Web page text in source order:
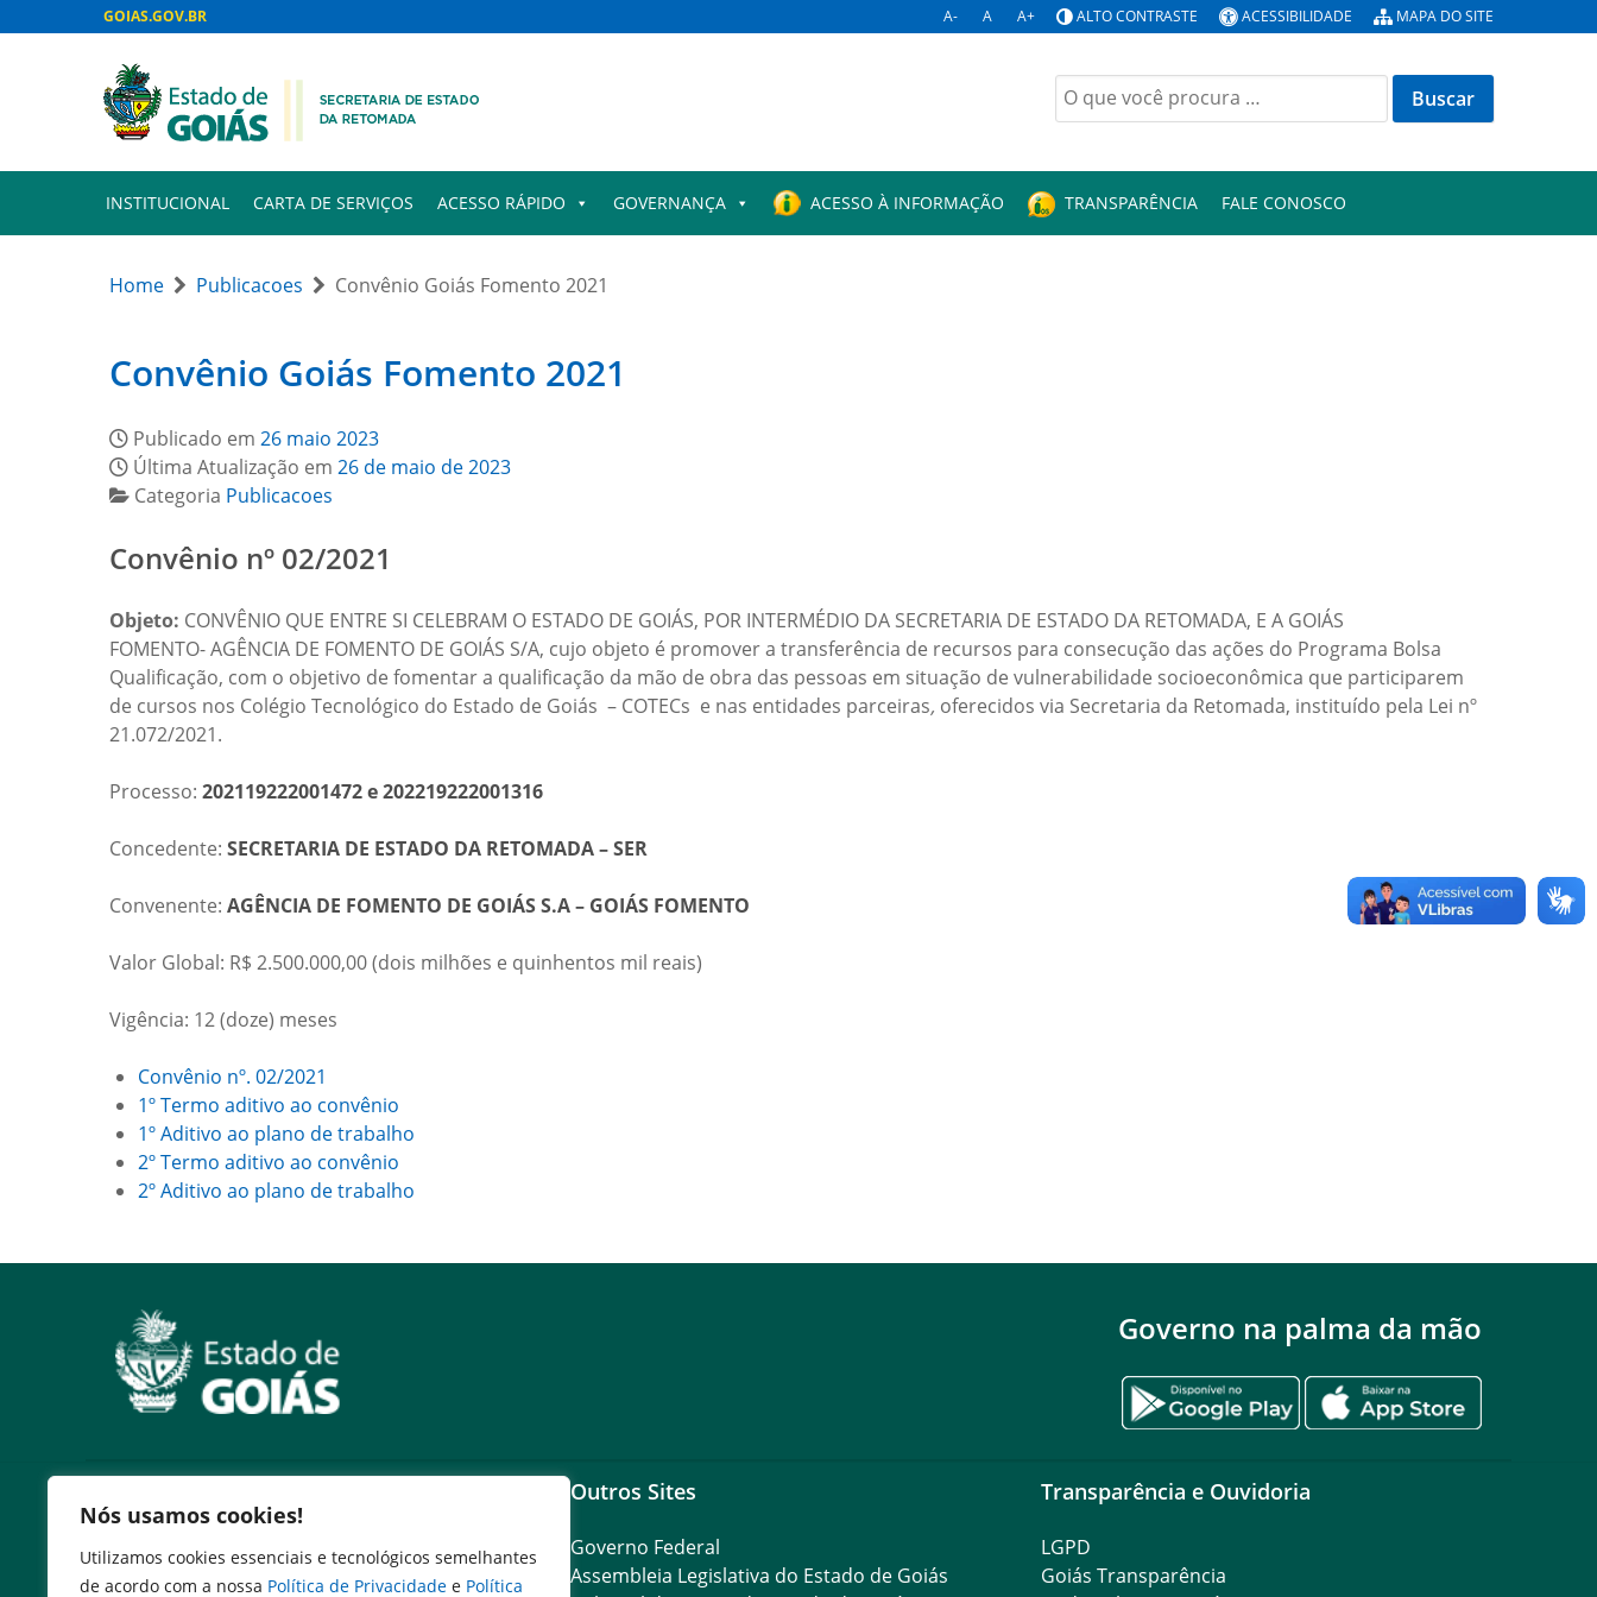
Nós usamos cookies!
Utilizamos cookies essenciais e tecnológicos semelhantes
de acordo com a nossa Política de Privacidade e Política
GOIAS.GOV.BR A- A A+ ALTO CONTRASTE ACESSIBILIDADE MAPA DO SITE
Buscar
por:
INSTITUCIONAL CARTA DE SERVIÇOS ACESSO RÁPIDO GOVERNANÇA ACESSO À INFORMAÇÃO TRANSPARÊNCIA FALE CONOSCO
Home Publicacoes Convênio Goiás Fomento 2021
Convênio Goiás Fomento 2021
Publicado em 26 maio 2023
Última Atualização em 26 de maio de 2023
Categoria Publicacoes
Convênio nº 02/2021
Objeto: CONVÊNIO QUE ENTRE SI CELEBRAM O ESTADO DE GOIÁS, POR INTERMÉDIO DA SECRETARIA DE ESTADO DA RETOMADA, E A GOIÁS
FOMENTO- AGÊNCIA DE FOMENTO DE GOIÁS S/A, cujo objeto é promover a transferência de recursos para consecução das ações do Programa Bolsa
Qualificação, com o objetivo de fomentar a qualificação da mão de obra das pessoas em situação de vulnerabilidade socioeconômica que participarem
de cursos nos Colégio Tecnológico do Estado de Goiás – COTECs e nas entidades parceiras, oferecidos via Secretaria da Retomada, instituído pela Lei nº
21.072/2021.
Processo: 202119222001472 e 202219222001316
Concedente: SECRETARIA DE ESTADO DA RETOMADA – SER
Convenente: AGÊNCIA DE FOMENTO DE GOIÁS S.A – GOIÁS FOMENTO
Valor Global: R$ 2.500.000,00 (dois milhões e quinhentos mil reais)
Vigência: 12 (doze) meses
Convênio nº. 02/2021
1º Termo aditivo ao convênio
1º Aditivo ao plano de trabalho
2º Termo aditivo ao convênio
2º Aditivo ao plano de trabalho
Governo na palma da mão
Expresso Goiás
Expresso Aplicações
Outros Sites
Governo Federal
Assembleia Legislativa do Estado de Goiás
Transparência e Ouvidoria
LGPD
Goiás Transparência